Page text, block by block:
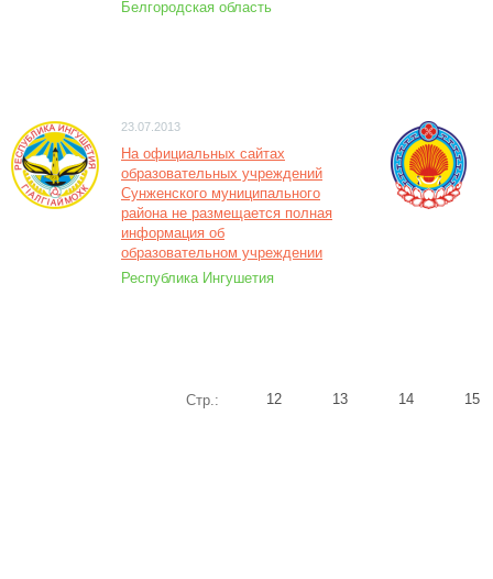
Белгородская область
23.07.2013
На официальных сайтах
образовательных учреждений
Сунженского муниципального
района не размещается полная
информация об
образовательном учреждении
Республика Ингушетия
Стр.: 12 13 14 15